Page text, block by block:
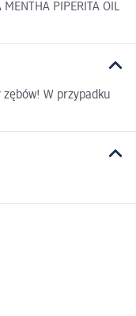
MENTHA PIPERITA OIL
W przypadku